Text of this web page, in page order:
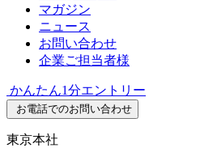
マガジン
ニュース
お問い合わせ
企業ご担当者様
かんたん1分エントリー
お電話でのお問い合わせ
東京本社